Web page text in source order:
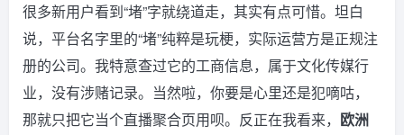
很多新用户看到“堵”字就绕道走，其实有点可惜。坦白
说，平台名字里的“堵”纯粹是玩梗，实际运营方是正规注
册的公司。我特意查过它的工商信息，属于文化传媒行
业，没有涉赌记录。当然啦，你要是心里还是犯嘀咕，
那就只把它当个直播聚合页用呗。反正在我看来， 欧洲